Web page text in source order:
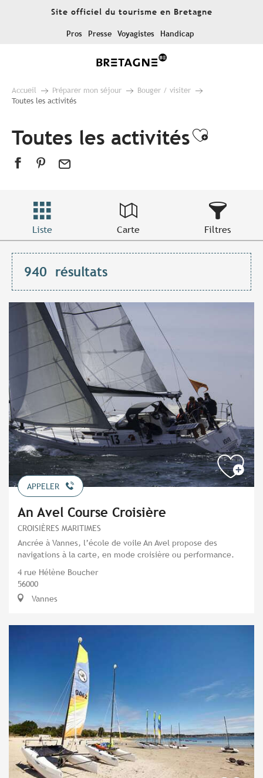
Site officiel du tourisme en Bretagne
Pros Presse Voyagistes Handicap
Accueil Préparer mon séjour
Bouger / visiter
Toutes les activités
Toutes les activités
Liste Carte Filtres
940 résultats
APPELER
An Avel Course Croisière
CROISIÈRES MARITIMES
Ancrée à Vannes, l’école de voile An Avel propose des
navigations à la carte, en mode croisière ou performance.
4 rue Hélène Boucher
56000
Vannes